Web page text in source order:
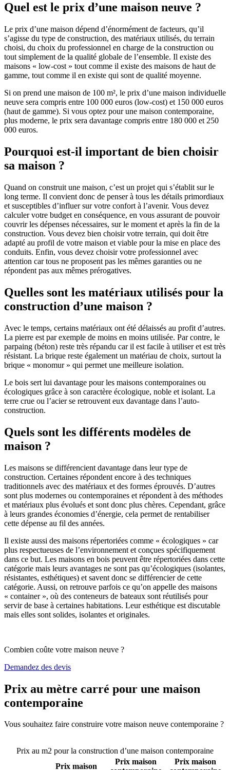
Quel est le prix d’une maison neuve ?
Le prix d’une maison dépend d’énormément de facteurs, qu’il
s’agisse du type de construction, des matériaux utilisés, du terrain
choisi, du choix du professionnel en charge de la construction ou
tout simplement de la qualité globale de l’ensemble. Il existe des
maisons « low-cost » tout comme il existe des maisons de haut de
gamme, tout comme il en existe qui sont de qualité moyenne.
Si on prend une maison de 100 m², le prix d’une maison individuelle
neuve sera compris entre 100 000 euros (low-cost) et 150 000 euros
(haut de gamme). Si vous optez pour une maison contemporaine,
plus moderne, le prix sera davantage compris entre 180 000 et 250
000 euros.
Pourquoi est-il important de bien choisir
sa maison ?
Quand on construit une maison, c’est un projet qui s’établit sur le
long terme. Il convient donc de penser à tous les détails primordiaux
et susceptibles d’influer sur votre confort à l’avenir. Vous devez
calculer votre budget en conséquence, en vous assurant de pouvoir
couvrir les dépenses nécessaires, sur le moment et après la fin de la
construction. Vous devez bien choisir votre terrain, qui doit être
adapté au profil de votre maison et viable pour la mise en place des
conduits. Enfin, vous devez choisir votre professionnel avec
attention car tous ne proposent pas les mêmes garanties ou ne
répondent pas aux mêmes prérogatives.
Quelles sont les matériaux utilisés pour la
construction d’une maison ?
Avec le temps, certains matériaux ont été délaissés au profit d’autres.
La pierre est par exemple de moins en moins utilisée. Par contre, le
parpaing (béton) reste très répandu car il est facile à utiliser et est très
résistant. La brique reste également un matériau de choix, surtout la
brique « monomur » qui permet une meilleure isolation.
Le bois sert lui davantage pour les maisons contemporaines ou
écologiques grâce à son caractère écologique, noble et isolant. La
terre crue ou l’acier se retrouvent eux davantage dans l’auto-
construction.
Quels sont les différents modèles de
maison ?
Les maisons se différencient davantage dans leur type de
construction. Certaines répondent encore à des techniques
traditionnels avec des matériaux et des formes éprouvés. D’autres
sont plus modernes ou contemporaines et répondent à des méthodes
et matériaux plus évolués et sont donc plus chères. Cependant, grâce
à leurs grandes économies d’énergie, cela permet de rentabiliser
cette dépense au fil des années.
Il existe aussi des maisons répertoriées comme « écologiques » car
plus respectueuses de l’environnement et conçues spécifiquement
dans ce but. Les maisons en bois peuvent être répertoriées dans cette
catégorie mais leurs avantages ne sont pas qu’écologiques (isolantes,
résistantes, esthétiques) et savent donc se différencier de cette
catégorie. Aussi, on retrouve parfois ce qu’on appelle des maisons
« container », où des conteneurs de bateaux sont réutilisés pour
servir de base à certaines habitations. Leur esthétique est discutable
mais elles sont solides, isolantes et originales.
Combien coûte votre maison neuve ?
Demandez des devis
Prix au mètre carré pour une maison
contemporaine
Vous souhaitez faire construire votre maison neuve contemporaine ?
Prix au m2 pour la construction d’une maison contemporaine
Prix maison
Prix maison
Prix maison